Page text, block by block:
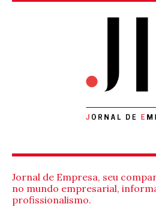
Jornal de Empresa, seu
no mundo empresarial,
profissionalismo.